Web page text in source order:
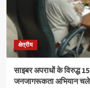
क्षेत्रीय
साइबर अपराधों के विरुद्ध
जनजागरूकता अभियान